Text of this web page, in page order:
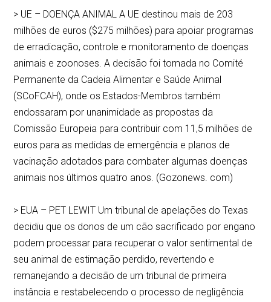
> UE – DOENÇA ANIMAL A UE destinou mais de 203
milhões de euros ($275 milhões) para apoiar programas
de erradicação, controle e monitoramento de doenças
animais e zoonoses. A decisão foi tomada no Comité
Permanente da Cadeia Alimentar e Saúde Animal
(SCoFCAH), onde os Estados-Membros também
endossaram por unanimidade as propostas da
Comissão Europeia para contribuir com 11,5 milhões de
euros para as medidas de emergência e planos de
vacinação adotados para combater algumas doenças
animais nos últimos quatro anos. (Gozonews. com)
> EUA – PET LEWIT Um tribunal de apelações do Texas
decidiu que os donos de um cão sacrificado por engano
podem processar para recuperar o valor sentimental de
seu animal de estimação perdido, revertendo e
remanejando a decisão de um tribunal de primeira
instância e restabelecendo o processo de negligência